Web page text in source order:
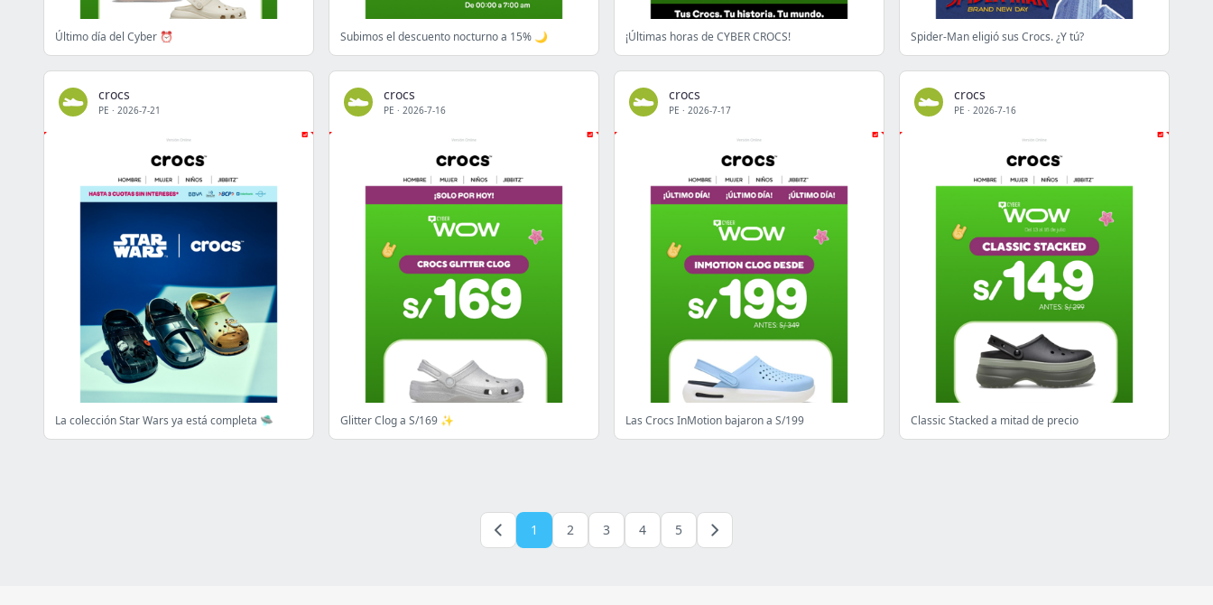
Último día del Cyber ⏰ Subimos el descuento nocturno a 15% 🌙 ¡Últimas horas de CYBER CROCS! Spider-Man eligió sus Crocs. ¿Y tú?
crocs
PE · 2026-7-21
La colección Star Wars ya está completa 🛸
crocs
PE · 2026-7-16
Glitter Clog a S/169 ✨
crocs
PE · 2026-7-17
Las Crocs InMotion bajaron a S/199
crocs
PE · 2026-7-16
Classic Stacked a mitad de precio
1 2 3 4 5